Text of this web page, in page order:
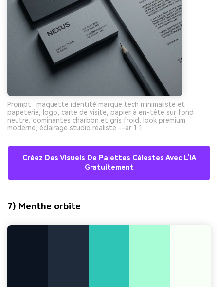
Prompt : maquette identité marque tech minimaliste et
papeterie, logo, carte de visite, papier à en-tête sur fond
neutre, dominantes charbon et gris froid, look premium
moderne, éclairage studio réaliste --ar 1:1
Créez Des Visuels De Palettes Célestes Avec L’IA
Gratuitement
7) Menthe orbite